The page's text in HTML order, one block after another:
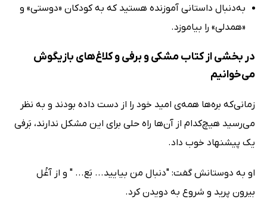
به‌دنبال داستانی آموزنده هستید که به کودکان «دوستی» و
«همدلی» را بیاموزد.
در بخشی از کتاب مشکی و برفی و کلاغ‌های بازیگوش
می‌خوانیم
زمانی‌که بره‌ها همه‌ی امید خود را از دست داده بودند و به نظر
می‌رسید هیچ‌کدام از آن‌ها راه حلی برای این مشکل ندارند، بَرفی
یک پیشنهاد خوب داد.
او به دوستانش گفت: "دنبال من بیایید... بَع... " و از آغُل
بیرون پرید و شروع به دویدن کرد.